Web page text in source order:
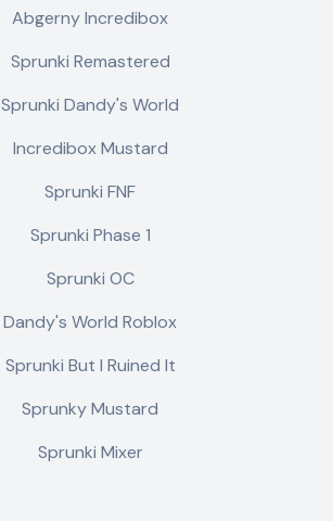
Abgerny Incredibox
Sprunki Remastered
Sprunki Dandy's World
Incredibox Mustard
Sprunki FNF
Sprunki Phase 1
Sprunki OC
Dandy's World Roblox
Sprunki But I Ruined It
Sprunky Mustard
Sprunki Mixer